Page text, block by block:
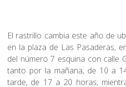
El rastrillo cambia este año de
en la plaza de Las Pasaderas,
del número 7 esquina con calle
tanto por la mañana, de 10 a
tarde, de 17 a 20 horas;